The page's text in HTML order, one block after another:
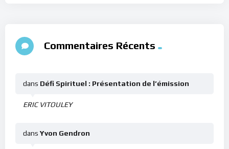
Commentaires Récents
ERIC VITOULEY
dans Défi Spirituel : Présentation de l’émission
dans Yvon Gendron